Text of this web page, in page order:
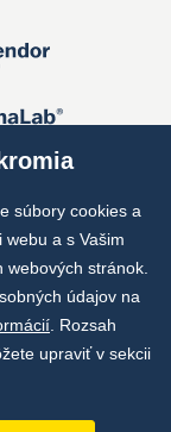
súbory cookies a
a s Vašim
stránok.
údajov na
. Rozsah
upraviť v sekcii